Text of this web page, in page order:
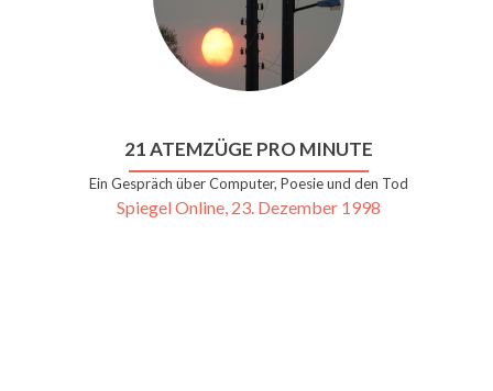
21 ATEMZÜGE PRO MINUTE
Ein Gespräch über Computer, Poesie und den Tod
Spiegel Online, 23. Dezember 1998